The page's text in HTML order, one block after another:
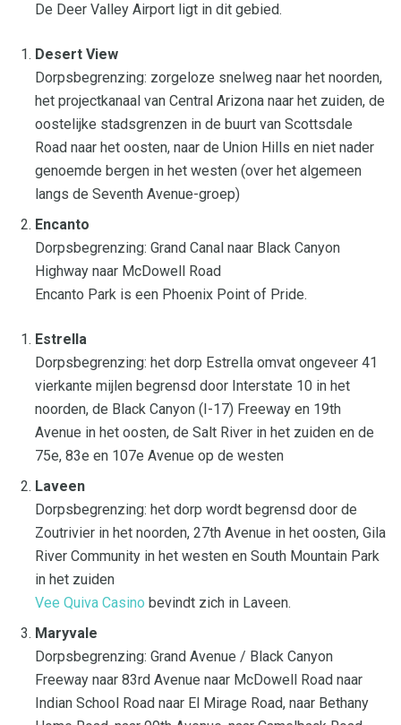
De Deer Valley Airport ligt in dit gebied.
Desert View
Dorpsbegrenzing: zorgeloze snelweg naar het noorden,
het projectkanaal van Central Arizona naar het zuiden, de
oostelijke stadsgrenzen in de buurt van Scottsdale
Road naar het oosten, naar de Union Hills en niet nader
genoemde bergen in het westen (over het algemeen
langs de Seventh Avenue-groep)
Encanto
Dorpsbegrenzing: Grand Canal naar Black Canyon
Highway naar McDowell Road
Encanto Park is een Phoenix Point of Pride.
Estrella
Dorpsbegrenzing: het dorp Estrella omvat ongeveer 41
vierkante mijlen begrensd door Interstate 10 in het
noorden, de Black Canyon (I-17) Freeway en 19th
Avenue in het oosten, de Salt River in het zuiden en de
75e, 83e en 107e Avenue op de westen
Laveen
Dorpsbegrenzing: het dorp wordt begrensd door de
Zoutrivier in het noorden, 27th Avenue in het oosten, Gila
River Community in het westen en South Mountain Park
in het zuiden
Vee Quiva Casino bevindt zich in Laveen.
Maryvale
Dorpsbegrenzing: Grand Avenue / Black Canyon
Freeway naar 83rd Avenue naar McDowell Road naar
Indian School Road naar El Mirage Road, naar Bethany